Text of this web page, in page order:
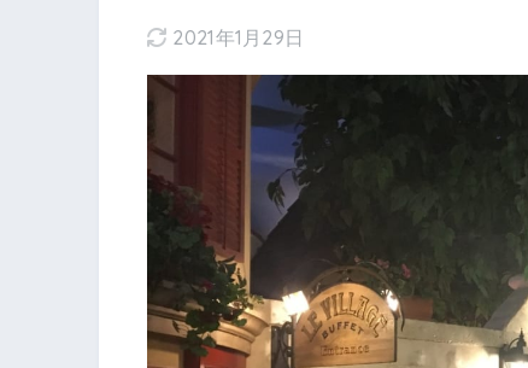
2021年1月29日